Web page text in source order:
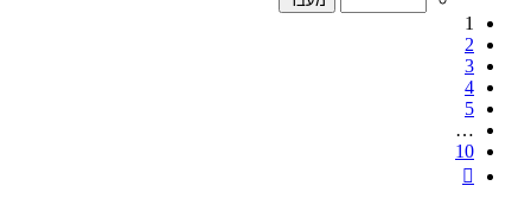
1
2
3
4
5
…
10